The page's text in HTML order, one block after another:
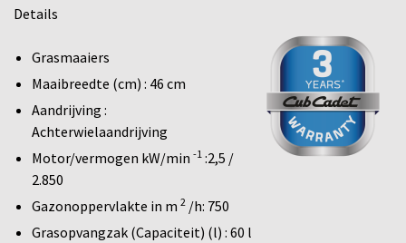
Details
Grasmaaiers
Maaibreedte (cm) : 46 cm
Aandrijving :
Achterwielaandrijving
Motor/vermogen kW/min -1 :2,5 /
2.850
Gazonoppervlakte in m 2 /h: 750
Grasopvangzak (Capaciteit) (l) : 60 l